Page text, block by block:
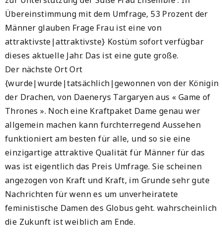
Übereinstimmung mit dem Umfrage, 53 Prozent der
Männer glauben Frage Frau ist eine von
attraktivste|attraktivste} Kostüm sofort verfügbar
dieses aktuelle Jahr. Das ist eine gute große.
Der nächste Ort Ort
{wurde|wurde|tatsächlich|gewonnen von der Königin
der Drachen, von Daenerys Targaryen aus « Game of
Thrones ». Noch eine Kraftpaket Dame genau wer
allgemein machen kann furchterregend Aussehen
funktioniert am besten für alle, und so sie eine
einzigartige attraktive Qualität für Männer für das
was ist eigentlich das Preis Umfrage. Sie scheinen
angezogen von Kraft und Kraft, im Grunde sehr gute
Nachrichten für wenn es um unverheiratete
feministische Damen des Globus geht. wahrscheinlich
die Zukunft ist weiblich am Ende.